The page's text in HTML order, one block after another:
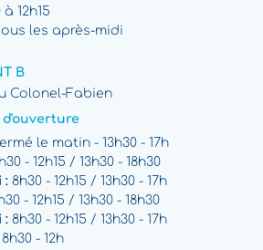
12h15
les après-midi
B
Colonel-Fabien
d'ouverture
le matin - 13h30 - 17h
- 12h15 / 13h30 - 18h30
:8h30 - 12h15 / 13h30 - 17h
- 12h15 / 13h30 - 18h30
:8h30 - 12h15 / 13h30 - 17h
- 12h